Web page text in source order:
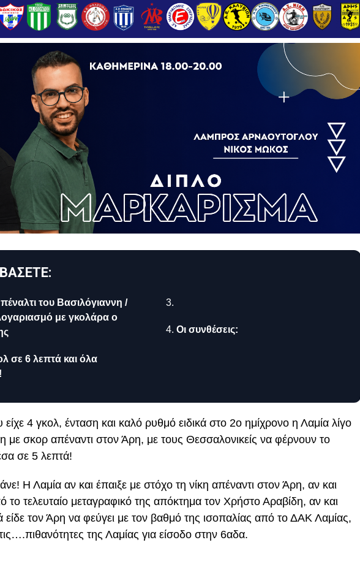
του Βασιλόγιαννη /
με γκολάρα ο
σε 6 λεπτά και όλα
Οι συνθέσεις:
είχε 4 γκολ, ένταση και καλό ρυθμό ειδικά στο 2ο ημίχρονο η Λαμία λίγο
με σκορ απέναντι στον Άρη, με τους Θεσσαλονικείς να φέρνουν το
σε 5 λεπτά!
Η Λαμία αν και έπαιξε με στόχο τη νίκη απέναντι στον Άρη, αν και
το τελευταίο μεταγραφικό της απόκτημα τον Χρήστο Αραβίδη, αν και
είδε τον Άρη να φεύγει με τον βαθμό της ισοπαλίας από το ΔΑΚ Λαμίας,
τις….πιθανότητες της Λαμίας για είσοδο στην 6αδα.